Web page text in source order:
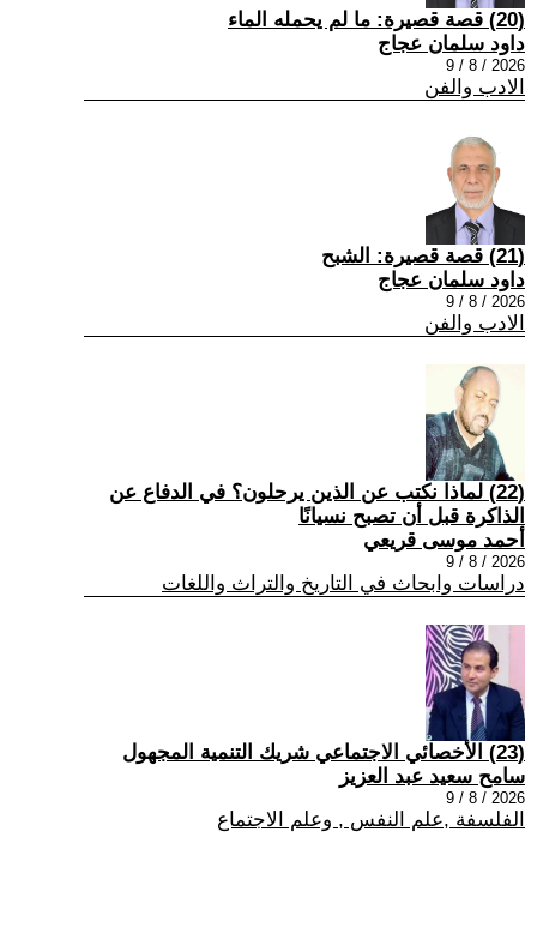
(20) قصة قصيرة: ما لم يحمله الماء
داود سلمان عجاج
2026 / 8 / 9
الادب والفن
(21) قصة قصيرة: الشبح
داود سلمان عجاج
2026 / 8 / 9
الادب والفن
(22) لماذا نكتب عن الذين يرحلون؟ في الدفاع عن
الذاكرة قبل أن تصبح نسيانًا
أحمد موسى قريعي
2026 / 8 / 9
دراسات وابحاث في التاريخ والتراث واللغات
(23) الأخصائي الاجتماعي شريك التنمية المجهول
سامح سعيد عبد العزيز
2026 / 8 / 9
الفلسفة ,علم النفس , وعلم الاجتماع